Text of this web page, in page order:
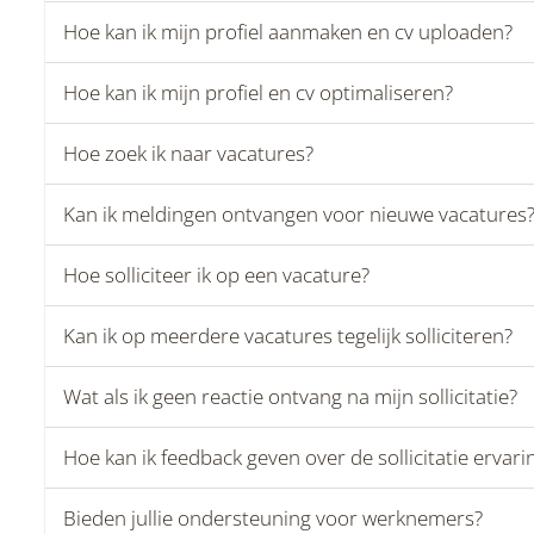
Hoe kan ik mijn profiel aanmaken en cv uploaden?
Hoe kan ik mijn profiel en cv optimaliseren?
Hoe zoek ik naar vacatures?
Kan ik meldingen ontvangen voor nieuwe vacatures?
Hoe solliciteer ik op een vacature?
Kan ik op meerdere vacatures tegelijk solliciteren?
Wat als ik geen reactie ontvang na mijn sollicitatie?
Hoe kan ik feedback geven over de sollicitatie
Bieden jullie ondersteuning voor werknemers?